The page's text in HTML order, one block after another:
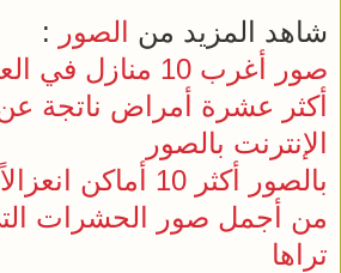
شاهد المزيد من الصور :
صور أغرب 10 منازل في العالم
أكثر عشرة أمراض ناتجة
الإنترنت بالصور
بالصور أكثر 10 أماكن انعزالاً على الأرض
من أجمل صور الحشرات
تراها